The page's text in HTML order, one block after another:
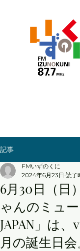
記事
6月30日（日
ゃんのミュ
JAPAN」は
月の誕生日会
FMいずのくに
2024年6月23日 読了